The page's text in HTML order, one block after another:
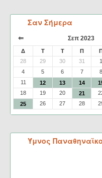
Σαν Σήμερα
⇐ Σεπ 2023
Δ Τ Τ Π
28
29 30 31 1
4
5 6 7 8
11
12 13 14
18
19 20 21
25
26 27 28
Ύμνος